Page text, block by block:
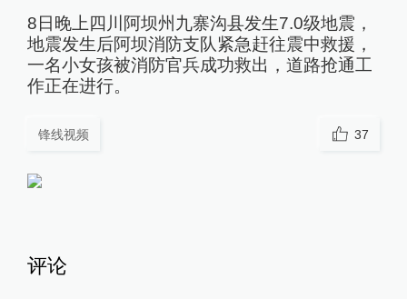
8日晚上四川阿坝州九寨沟县发生7.0级地震，
地震发生后阿坝消防支队紧急赶往震中救援，
一名小女孩被消防官兵成功救出，道路抢通工
作正在进行。
锋线视频 37
评论